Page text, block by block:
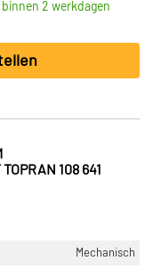
2 werkdagen
108 641
Mechanisch